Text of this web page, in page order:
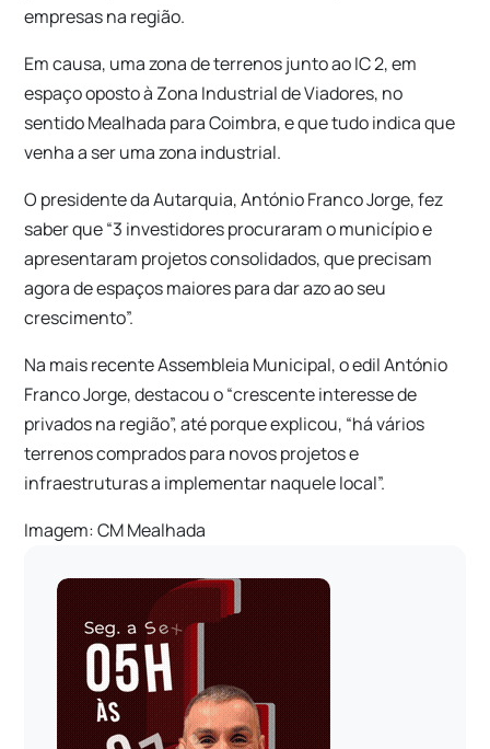
empresas na região.
Em causa, uma zona de terrenos junto ao IC 2, em
espaço oposto à Zona Industrial de Viadores, no
sentido Mealhada para Coimbra, e que tudo indica que
venha a ser uma zona industrial.
O presidente da Autarquia, António Franco Jorge, fez
saber que “3 investidores procuraram o município e
apresentaram projetos consolidados, que precisam
agora de espaços maiores para dar azo ao seu
crescimento”.
Na mais recente Assembleia Municipal, o edil António
Franco Jorge, destacou o “crescente interesse de
privados na região”, até porque explicou, “há vários
terrenos comprados para novos projetos e
infraestruturas a implementar naquele local”.
Imagem: CM Mealhada